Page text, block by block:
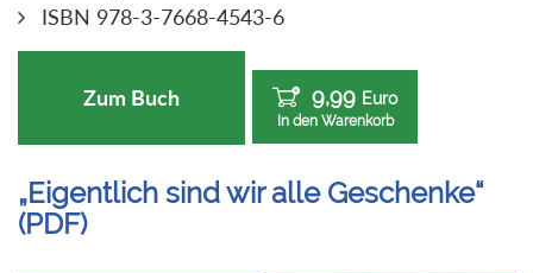
ISBN 978-3-7668-4543-6
Zum Buch 9,99 Euro
In den Warenkorb
„Eigentlich sind wir alle Geschenke“
(PDF)